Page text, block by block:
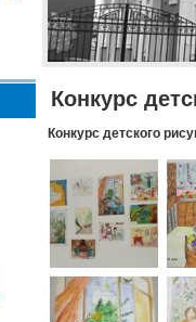
Конкурс
Конкурс детского